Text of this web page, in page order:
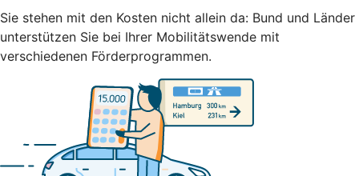
Sie stehen mit den Kosten nicht allein da: Bund und Länder
unterstützen Sie bei Ihrer Mobilitätswende mit
verschiedenen Förderprogrammen.